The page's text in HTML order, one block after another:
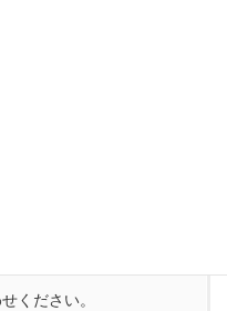
ください。